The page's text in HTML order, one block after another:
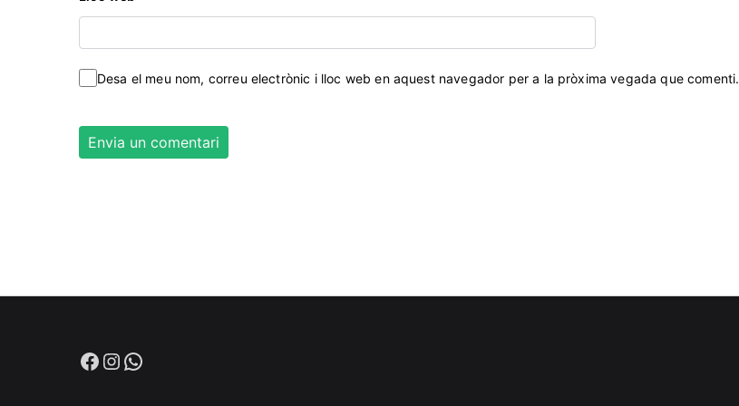
Desa el meu nom, correu electrònic i lloc web en aquest navegador per a la pròxima vegada que comenti.
Facebook
Instagram
WhatsApp